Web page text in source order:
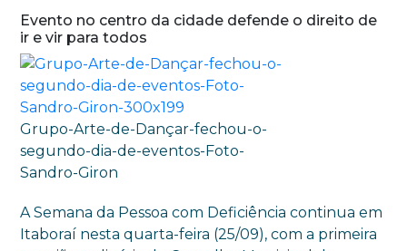
Evento no centro da cidade defende o direito de
ir e vir para todos
Grupo-Arte-de-Dançar-fechou-o-
segundo-dia-de-eventos-Foto-
Sandro-Giron
A Semana da Pessoa com Deficiência continua em
Itaboraí nesta quarta-feira (25/09), com a primeira